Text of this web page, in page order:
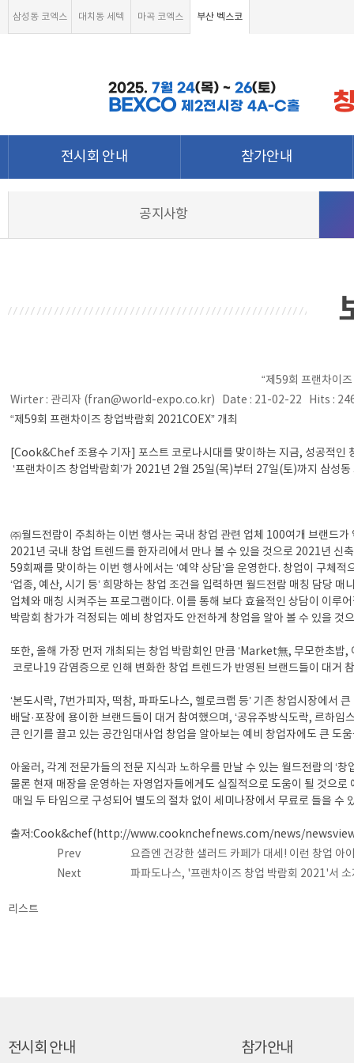
삼성동 코엑스 대치동 세텍 마곡 코엑스 부산 벡스코
2025. 7월 24(목) ~ 26(토)
BEXCO 제2전시장 4A-C홀
전시회 안내 참가안내
온라인 참가문의
공지사항
“제59회 프랜차이
Wirter : 관리자 (fran@world-expo.co.kr) Date : 21-02-22 Hits :
“제59회 프랜차이즈 창업박람회 2021COEX” 개최
[Cook&Chef 조용수 기자] 포스트 코로나시대를 맞이하는 지금, 성공적인
‘프랜차이즈 창업박람회’가 2021년 2월 25일(목)부터 27일(토)까지 삼성
㈜월드전람이 주최하는 이번 행사는 국내 창업 관련 업체 100여개 브랜드
2021년 국내 창업 트렌드를 한자리에서 만나 볼 수 있을 것으로 2021년 신
59회째를 맞이하는 이번 행사에서는 ‘예약 상담’을 운영한다. 창업이 구체
‘업종, 예산, 시기 등’ 희망하는 창업 조건을 입력하면 월드전람 매칭 담당
업체와 매칭 시켜주는 프로그램이다. 이를 통해 보다 효율적인 상담이 이루
박람회 참가가 걱정되는 예비 창업자도 안전하게 창업을 알아 볼 수 있을 것
또한, 올해 가장 먼저 개최되는 창업 박람회인 만큼 ‘Market無, 무모한초밥,
코로나19 감염증으로 인해 변화한 창업 트렌드가 반영된 브랜드들이 대거
‘본도시락, 7번가피자, 떡참, 파파도나스, 헬로크랩 등’ 기존 창업시장에서
배달·포장에 용이한 브랜드들이 대거 참여했으며, ‘공유주방식도락, 르하
큰 인기를 끌고 있는 공간임대사업 창업을 알아보는 예비 창업자에도 큰 도
아울러, 각계 전문가들의 전문 지식과 노하우를 만날 수 있는 월드전람의 ‘
물론 현재 매장을 운영하는 자영업자들에게도 실질적으로 도움이 될 것으
매일 두 타임으로 구성되어 별도의 절차 없이 세미나장에서 무료로 들을 수
출저:Cook&chef( http://www.cooknchefnews.com/news/
Prev
요즘엔 건강한 샐러드 카페가 대세! 이런 창업 아
Next
파파도나스, '프랜차이즈 창업 박람회 2021'서 소
리스트
전시회 안내 참가안내